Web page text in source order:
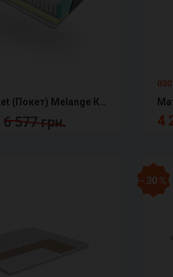
6 577 грн. 4
- 30 %